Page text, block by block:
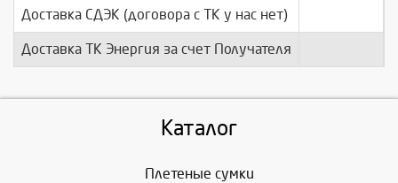
Доставка СДЭК (договора с ТК у нас нет)
Доставка ТК Энергия за счет Получателя
Каталог
Плетеные сумки